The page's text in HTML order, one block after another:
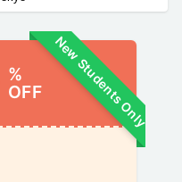
New Students Only
%
OFF